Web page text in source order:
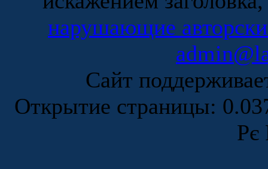
нарушающие
Сайт
Открытие страницы:
Рє